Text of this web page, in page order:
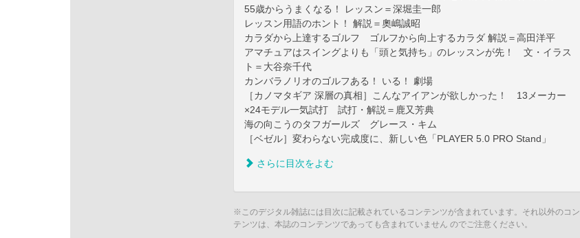
55歳からうまくなる！ レッスン＝深堀圭一郎
レッスン用語のホント！ 解説＝奧嶋誠昭
カラダから上達するゴルフ ゴルフから向上するカラダ 解説＝高田洋平
アマチュアはスイングよりも「頭と気持ち」のレッスンが先！ 文・イラス
ト＝大谷奈千代
カンバラノリオのゴルフある！ いる！ 劇場
［カノマタギア 深層の真相］こんなアイアンが欲しかった！ 13メーカー
×24モデル一気試打 試打・解説＝鹿又芳典
海の向こうのタフガールズ グレース・キム
［ベゼル］変わらない完成度に、新しい色「PLAYER 5.0 PRO Stand」
さらに目次をよむ
※このデジタル雑誌には目次に記載されているコンテンツが含まれています。それ以外のコン
テンツは、本誌のコンテンツであっても含まれていません のでご注意ください。